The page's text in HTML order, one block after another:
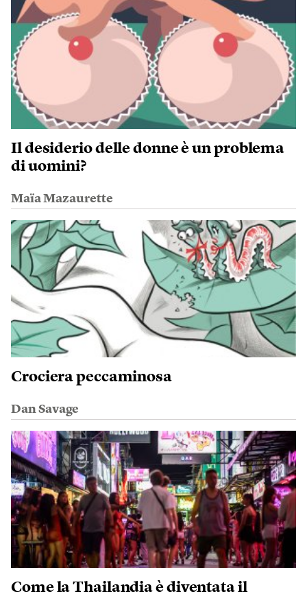
Il desiderio delle donne è un problema
di uomini?
Maïa Mazaurette
Crociera peccaminosa
Dan Savage
Come la Thailandia è diventata il